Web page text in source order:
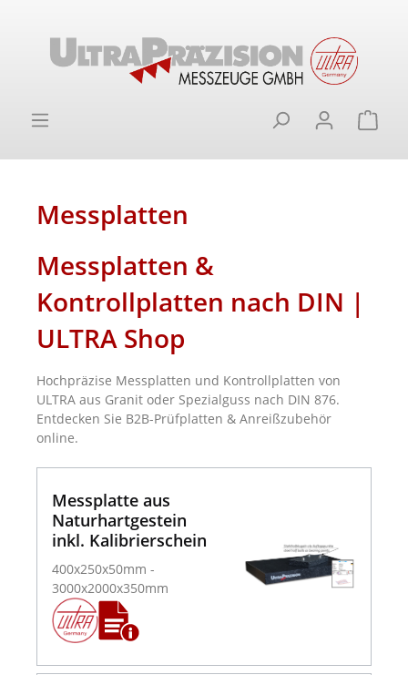
Messplatten
Messplatten &
Kontrollplatten nach DIN |
ULTRA Shop
Hochpräzise Messplatten und Kontrollplatten von
ULTRA aus Granit oder Spezialguss nach DIN 876.
Entdecken Sie B2B-Prüfplatten & Anreißzubehör
online.
Messplatte aus
Naturhartgestein
inkl. Kalibrierschein
400x250x50mm -
3000x2000x350mm